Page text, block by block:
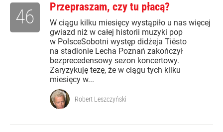
Przepraszam, czy tu płacą?
W ciągu kilku miesięcy wystąpiło u nas więcej
gwiazd niż w całej historii muzyki pop
w PolsceSobotni występ didżeja Tiësto
na stadionie Lecha Poznań zakończył
bezprecedensowy sezon koncertowy.
Zaryzykuję tezę, że w ciągu tych kilku
miesięcy w...
46
Robert Leszczyński